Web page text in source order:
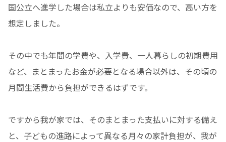
国公立へ進学した場合は私立よりも安価なので、高い方を
想定しました。
その中でも年間の学費や、入学費、一人暮らしの初期費用
など、まとまったお金が必要となる場合以外は、その頃の
月間生活費から負担ができるはずです。
ですから我が家では、そのまとまった支払いに対する備え
と、子どもの進路によって異なる月々の家計負担が、我が